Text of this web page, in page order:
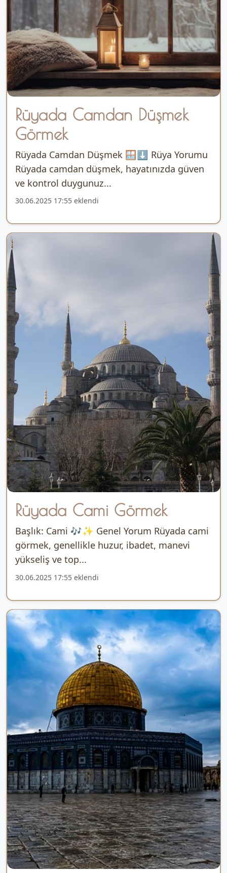
Rüyada Camdan Düşmek
Görmek
Rüyada Camdan Düşmek 🪟⬇️ Rüya Yorumu
Rüyada camdan düşmek, hayatınızda güven
ve kontrol duygunuz...
30.06.2025 17:55 eklendi
Rüyada Cami Görmek
Başlık: Cami 🎶✨ Genel Yorum Rüyada cami
görmek, genellikle huzur, ibadet, manevi
yükseliş ve top...
30.06.2025 17:55 eklendi